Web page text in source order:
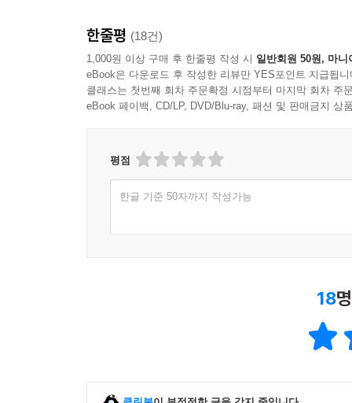
한줄평 (18건)
1,000원 이상 구매 후 한줄평 작성 시 일반회원 50원, 마니
eBook은 다운로드 후 작성한 리뷰만 YES포인트 지급됩니
클래스는 첫번째 회차 주문확정 시점부터 마지막 회차 주
eBook 페이백, CD/LP, DVD/Blu-ray, 패션 및 판매금지 상
평점
한글 기준 50자까지 작성가능
18